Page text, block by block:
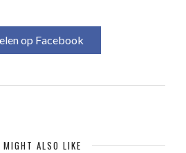
op Facebook
MIGHT ALSO LIKE